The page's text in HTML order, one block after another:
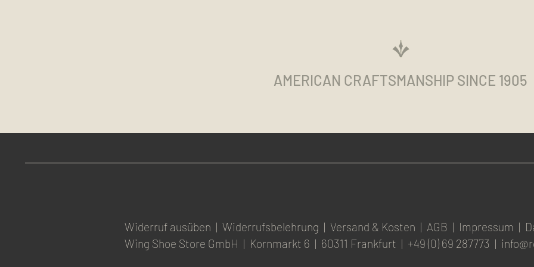
AMERICAN CRAFTSMANSHIP SINCE 1905
Widerruf ausüben | Widerrufsbelehrung | Versand & Kosten | AGB | Impressum |
Wing Shoe Store GmbH | Kornmarkt 6 | 60311 Frankfurt | +49 (0) 69 287773 |